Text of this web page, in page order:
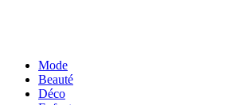
Mode
Beauté
Déco